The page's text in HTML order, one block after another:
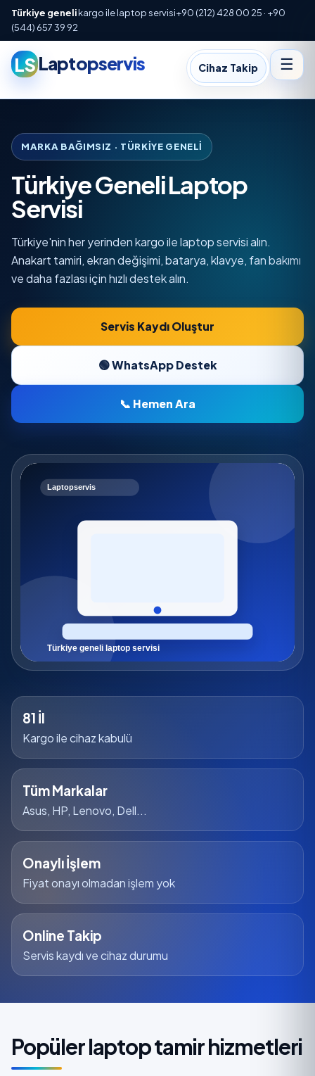
Türkiye genelikargo ile laptop servisi+90 (212) 428 00 25 · +90
(544) 657 39 92
LSLaptopservis Cihaz Takip ☰
MARKA BAĞIMSIZ · TÜRKIYE GENELI
Türkiye Geneli Laptop
Servisi
Türkiye'nin her yerinden kargo ile laptop servisi alın.
Anakart tamiri, ekran değişimi, batarya, klavye, fan bakımı
ve daha fazlası için hızlı destek alın.
Servis Kaydı Oluştur
🟢 WhatsApp Destek
📞 Hemen Ara
81 İl
Kargo ile cihaz kabulü
Tüm Markalar
Asus, HP, Lenovo, Dell...
Onaylı İşlem
Fiyat onayı olmadan işlem yok
Online Takip
Servis kaydı ve cihaz durumu
Popüler laptop tamir hizmetleri